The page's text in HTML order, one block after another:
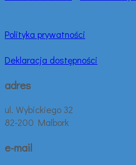
Polityka prywatności
Deklaracja dostępności
adres
ul. Wybickiego 32
82-200 Malbork
e-mail